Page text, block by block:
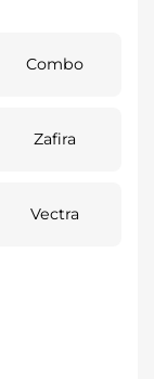
Combo
Zafira
Vectra